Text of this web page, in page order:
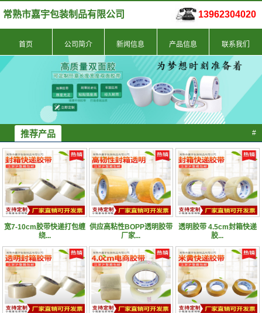
常熟市嘉宇包装制品有限公司 13962304020
首页 公司简介 新闻信息 产品信息 联系我们
推荐产品 #
宽7-10cm胶带快递打包缠
绕...
供应高粘性BOPP透明胶带
厂家...
透明胶带 4.5cm封箱快递
胶...